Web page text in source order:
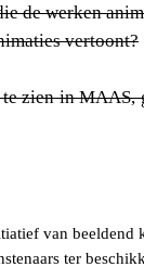
de werken
vertoont?
zien in MAAS,
van beeldend
ter